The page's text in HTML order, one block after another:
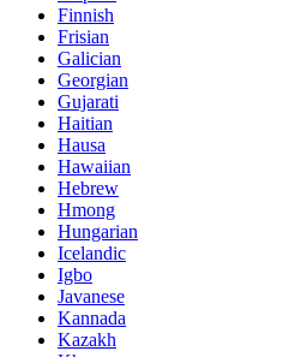
Finnish
Frisian
Galician
Georgian
Gujarati
Haitian
Hausa
Hawaiian
Hebrew
Hmong
Hungarian
Icelandic
Igbo
Javanese
Kannada
Kazakh